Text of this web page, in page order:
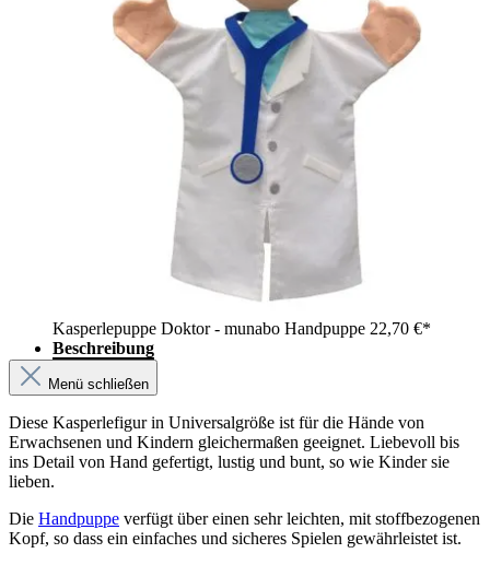
Kasperlepuppe Doktor - munabo Handpuppe 22,70 €*
Beschreibung
Menü schließen
Diese Kasperlefigur in Universalgröße ist für die Hände von
Erwachsenen und Kindern gleichermaßen geeignet. Liebevoll bis
ins Detail von Hand gefertigt, lustig und bunt, so wie Kinder sie
lieben.
Die Handpuppe verfügt über einen sehr leichten, mit stoffbezogenen
Kopf, so dass ein einfaches und sicheres Spielen gewährleistet ist.